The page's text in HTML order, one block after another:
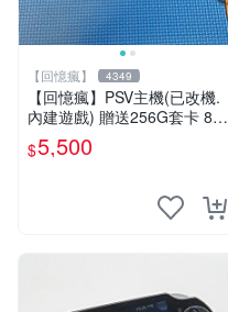
【回憶瘋】 4349
【回憶瘋】PSV主機(已改機.
內建遊戲) 贈送256G套卡 8成
新 遊戲機 PSVITA
$5,500